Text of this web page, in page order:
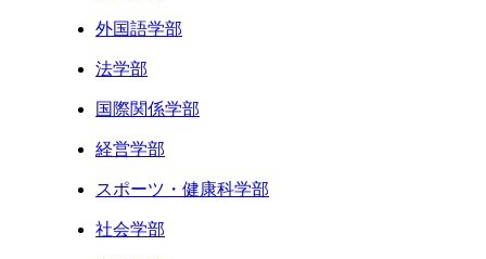
外国語学部
法学部
国際関係学部
経営学部
スポーツ・健康科学部
社会学部